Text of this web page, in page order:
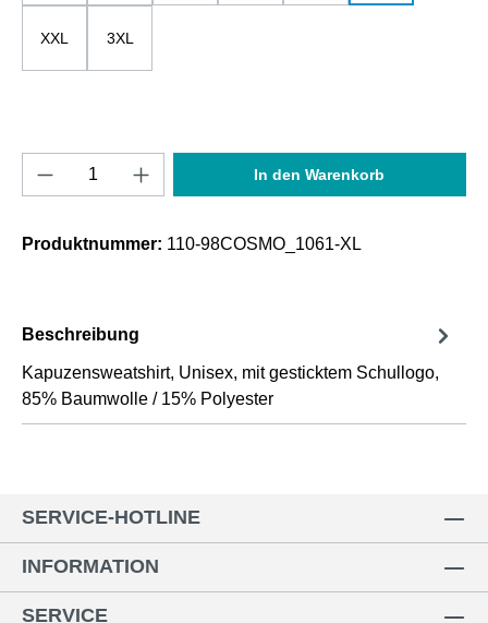
XXL 3XL
Produkt Anzahl: Gib den gewünschten
In den Warenkorb
Produktnummer: 110-98COSMO_1061-XL
Beschreibung
Kapuzensweatshirt, Unisex, mit gesticktem Schullogo,
85% Baumwolle / 15% Polyester
SERVICE-HOTLINE
INFORMATION
SERVICE